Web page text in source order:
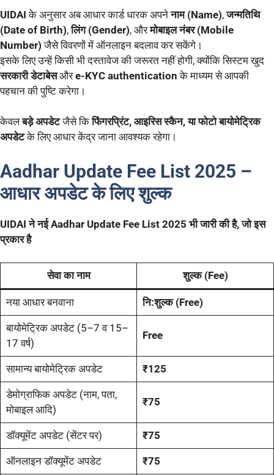
UIDAIके अनुसार अब आधार कार्ड धारक अपनेनाम (Name),जन्मतिथि
(Date of Birth),लिंग (Gender), औरमोबाइल नंबर (Mobile
Number) जैसे विवरणों में ऑनलाइन बदलाव कर सकेंगे।
इसके लिए उन्हें किसी भी दस्तावेज की जरूरत नहीं होगी, क्योंकि सिस्टम खुद
सरकारी डेटाबेसऔरe-KYC authentication के माध्यम से आपकी
पहचान की पुष्टि करेगा।
केवलबड़े अपडेटजैसे किफिंगरप्रिंट, आइरिस स्कैन, या फोटो बायोमेट्रिक
अपडेटके लिए आधार केंद्र जाना आवश्यक रहेगा।
Aadhar Update Fee List 2025 –
आधार अपडेट के लिए शुल्क
UIDAI ने नई Aadhar Update Fee List 2025 भी जारी की है, जो इस
प्रकार है
सेवा का नाम शुल्क (Fee)
नया आधार बनवाना नि:शुल्क (Free)
बायोमेट्रिक अपडेट (5–7 व 15–
17 वर्ष)
Free
सामान्य बायोमेट्रिक अपडेट ₹125
डेमोग्राफिक अपडेट (नाम, पता,
मोबाइल आदि)
₹75
डॉक्यूमेंट अपडेट (सेंटर पर) ₹75
ऑनलाइन डॉक्यूमेंट अपडेट ₹75